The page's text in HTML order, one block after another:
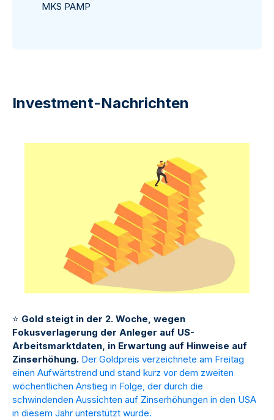
MKS PAMP
Investment-Nachrichten
⭐ Gold steigt in der 2. Woche, wegen
Fokusverlagerung der Anleger auf US-
Arbeitsmarktdaten, in Erwartung auf Hinweise auf
Zinserhöhung. Der Goldpreis verzeichnete am Freitag
einen Aufwärtstrend und stand kurz vor dem zweiten
wöchentlichen Anstieg in Folge, der durch die
schwindenden Aussichten auf Zinserhöhungen in den USA
in diesem Jahr unterstützt wurde.